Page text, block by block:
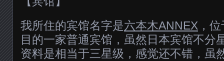
我所住的宾馆名字是六本木ANNEX ，
目的一家普通宾馆，虽然日本宾馆不分
资料是相当于三星级，感觉还不错，虽